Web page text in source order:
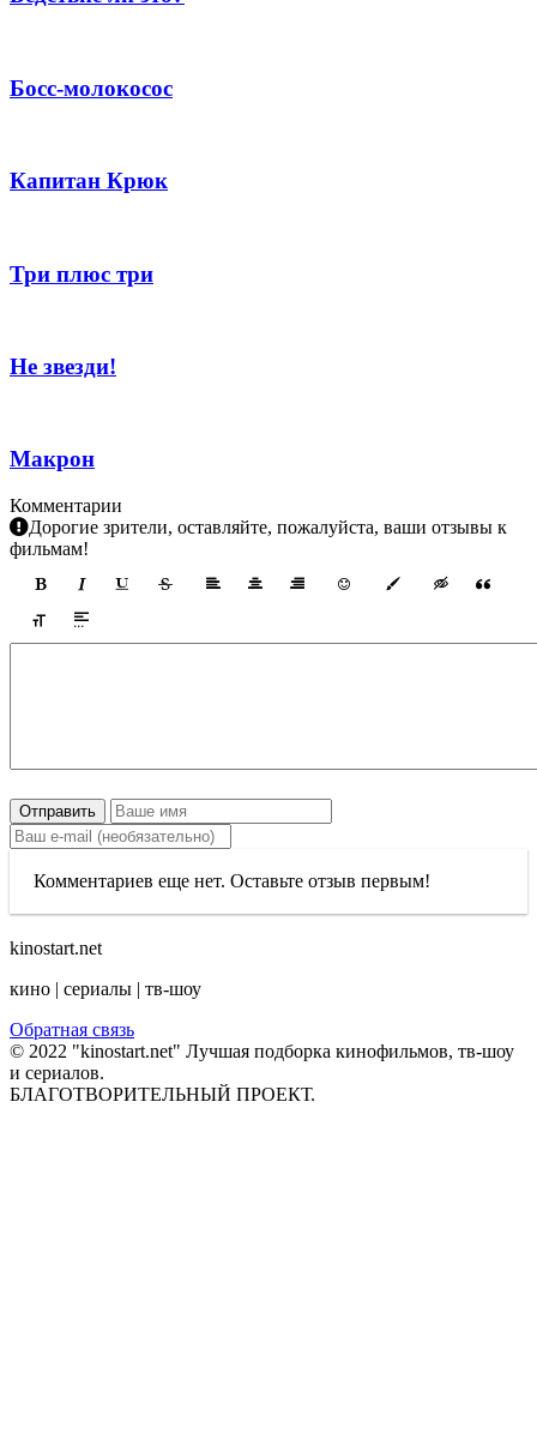
Босс-молокосос
Капитан Крюк
Три плюс три
Не звезди!
Макрон
Комментарии
Дорогие зрители, оставляйте, пожалуйста, ваши отзывы к
фильмам!
Отправить
Комментариев еще нет. Оставьте отзыв первым!
kinostart.net
кино | сериалы | тв-шоу
Обратная связь
© 2022 "kinostart.net" Лучшая подборка кинофильмов, тв-шоу
и сериалов.
БЛАГОТВОРИТЕЛЬНЫЙ ПРОЕКТ.